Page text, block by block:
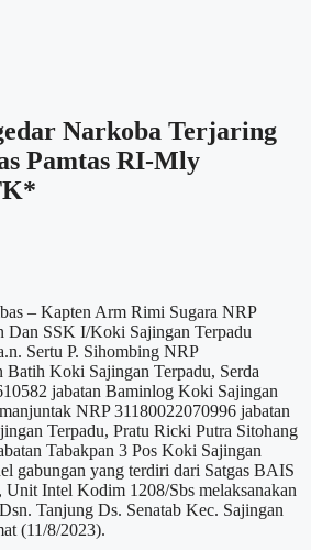
Narkoba Terjaring
Pamtas RI-Mly
– Kapten Arm Rimi Sugara NRP
Dan SSK I/Koki Sajingan Terpadu
Sertu P. Sihombing NRP
Batih Koki Sajingan Terpadu, Serda
jabatan Baminlog Koki Sajingan
NRP 31180022070996 jabatan
Terpadu, Pratu Ricki Putra Sitohang
Tabakpan 3 Pos Koki Sajingan
gabungan yang terdiri dari Satgas BAIS
Intel Kodim 1208/Sbs melaksanakan
Tanjung Ds. Senatab Kec. Sajingan
(11/8/2023).